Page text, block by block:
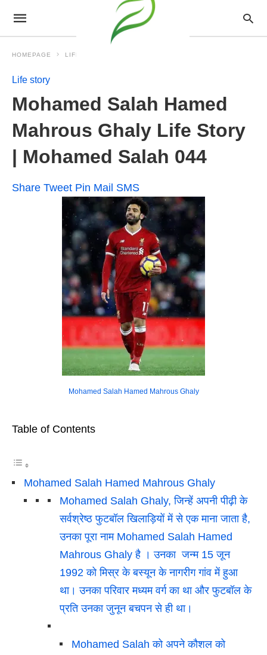
HOMEPAGE LIFE STORY
Life story
Mohamed Salah Hamed
Mahrous Ghaly Life Story
| Mohamed Salah 044
Share Tweet Pin Mail SMS
Mohamed Salah Hamed Mahrous Ghaly
Table of Contents
Mohamed Salah Hamed Mahrous Ghaly
Mohamed Salah Ghaly, जिन्हें अपनी पीढ़ी के
सर्वश्रेष्ठ फुटबॉल खिलाड़ियों में से एक माना जाता है,
उनका पूरा नाम Mohamed Salah Hamed
Mahrous Ghaly है । उनका जन्म 15 जून
1992 को मिस्र के बस्यून के नागरीग गांव में हुआ
था। उनका परिवार मध्यम वर्ग का था और फुटबॉल के
प्रति उनका जुनून बचपन से ही था।
Mohamed Salah को अपने कौशल को